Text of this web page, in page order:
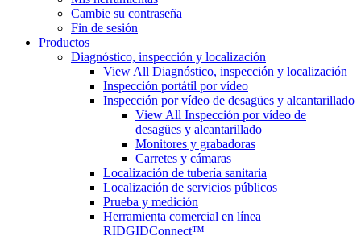
Cambie su contraseña
Fin de sesión
Productos
Diagnóstico, inspección y localización
View All Diagnóstico, inspección y localización
Inspección portátil por vídeo
Inspección por vídeo de desagües y alcantarillado
View All Inspección por vídeo de
desagües y alcantarillado
Monitores y grabadoras
Carretes y cámaras
Localización de tubería sanitaria
Localización de servicios públicos
Prueba y medición
Herramienta comercial en línea
RIDGIDConnect™